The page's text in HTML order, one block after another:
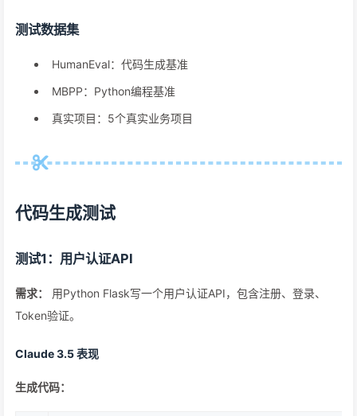
测试数据集
HumanEval：代码生成基准
MBPP：Python编程基准
真实项目：5个真实业务项目
代码生成测试
测试1：用户认证API
需求：
用Python Flask写一个用户认证API，包含注册、登录、
Token验证。
Claude 3.5 表现
生成代码：